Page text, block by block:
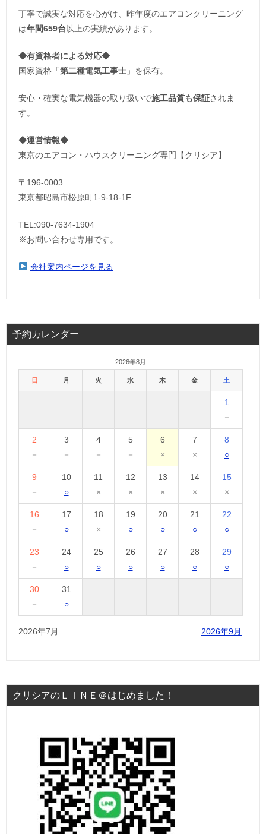
丁寧で誠実な対応を心がけ、昨年度のエアコンクリーニング
は年間659台以上の実績があります。
◆有資格者による対応◆
国家資格「第二種電気工事士 」を保有。
安心・確実な電気機器の取り扱いで施工品質も保証されま
す。
◆運営情報◆
東京のエアコン・ハウスクリーニング専門【クリシア】
〒196-0003
東京都昭島市松原町1-9‐18‐1F
TEL:090-7634-1904
※お問い合わせ専用です。
会社案内ページを見る
予約カレンダー
2026年8月
日 月 火 水 木 金 土
1
－
2
－
3
－
4
－
5
－
6
×
7
×
8
○
9
－
10
○
11
×
12
×
13
×
14
×
15
×
16
－
17
○
18
×
19
○
20
○
21
○
22
○
23
－
24
○
25
○
26
○
27
○
28
○
29
○
30
－
31
○
2026年7月 2026年9月
クリシアのＬＩＮＥ＠はじめました！